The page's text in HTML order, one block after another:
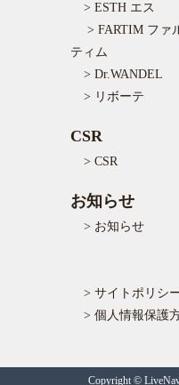
> ESTH エス
> FARTIM ファ
ティム
> Dr.WANDEL
> リボーテ
CSR
> CSR
お知らせ
> お知らせ
> サイトポリシ
> 個人情報保護
Copyright ©